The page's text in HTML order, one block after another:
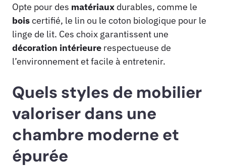
Opte pour des matériaux durables, comme le
boiscertifié, le lin ou le coton biologique pour le
linge de lit. Ces choix garantissent une
décoration intérieure respectueuse de
l’environnement et facile à entretenir.
Quels styles de mobilier
valoriser dans une
chambre moderne et
épurée